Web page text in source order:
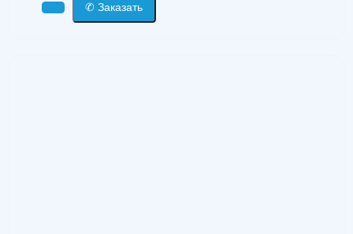
✆ Заказать